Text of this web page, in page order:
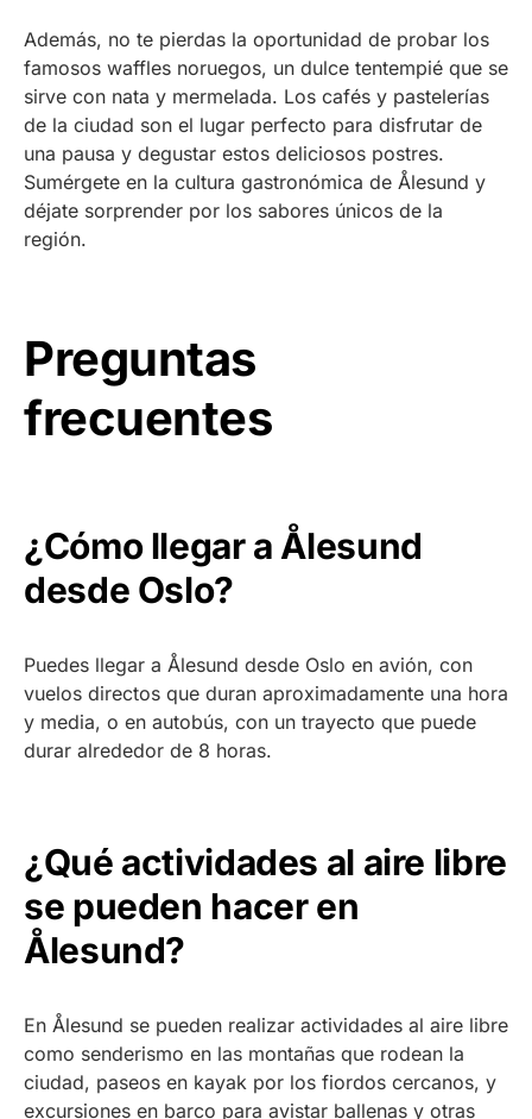
Además, no te pierdas la oportunidad de probar los
famosos waffles noruegos, un dulce tentempié que se
sirve con nata y mermelada. Los cafés y pastelerías
de la ciudad son el lugar perfecto para disfrutar de
una pausa y degustar estos deliciosos postres.
Sumérgete en la cultura gastronómica de Ålesund y
déjate sorprender por los sabores únicos de la
región.
Preguntas
frecuentes
¿Cómo llegar a Ålesund
desde Oslo?
Puedes llegar a Ålesund desde Oslo en avión, con
vuelos directos que duran aproximadamente una hora
y media, o en autobús, con un trayecto que puede
durar alrededor de 8 horas.
¿Qué actividades al aire libre
se pueden hacer en
Ålesund?
En Ålesund se pueden realizar actividades al aire libre
como senderismo en las montañas que rodean la
ciudad, paseos en kayak por los fiordos cercanos, y
excursiones en barco para avistar ballenas y otras